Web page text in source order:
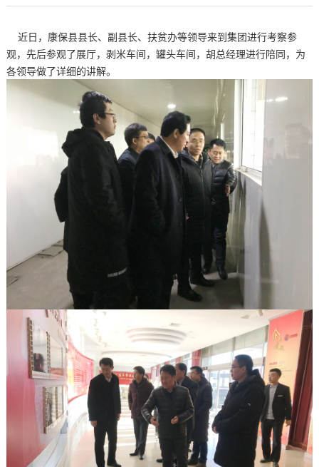
近日，康保县县长、副县长、扶贫办等领导来到集团进行考察参
观，先后参观了展厅，剥米车间，罐头车间，胡总经理进行陪同，为
各领导做了详细的讲解。